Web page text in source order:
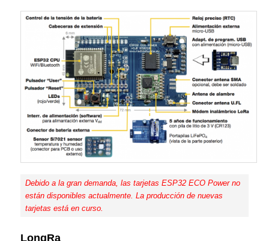
Debido a la gran demanda, las tarjetas ESP32 ECO Power no
están disponibles actualmente. La producción de nuevas
tarjetas está en curso.
LongRa